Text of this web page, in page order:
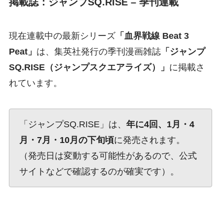
現在連載中の最新シリーズ「血界戦線 Beat 3
Peat」 は、集英社発行の季刊漫画雑誌「ジャンプ
SQ.RISE（ジャンプスクエアライズ）」 に掲載さ
れています。
「ジャンプSQ.RISE」は、 年に4回、1月・4
月・7月・10月の下旬頃に発売されます。
（発売日は変動する可能性があるので、公式
サイトなどで確認するのが確実です）。